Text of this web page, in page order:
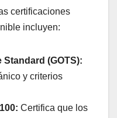
certificaciones
incluyen:
(GOTS):
y criterios
Certifica que los